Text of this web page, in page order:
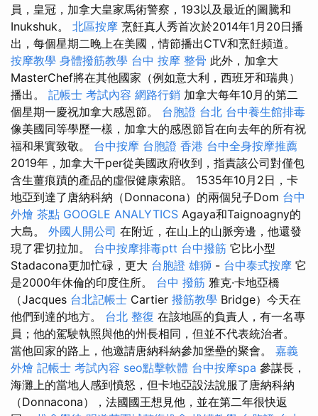
員，皇冠，加拿大皇家馬術警察，193以及最近的圖騰和
Inukshuk。 北區按摩 烹飪真人秀首次於2014年1月20日播
出，每個星期二晚上在美國，情節播出CTV和烹飪頻道。
按摩教學 身體撥筋教學 台中 按摩 整骨 此外，加拿大
MasterChef將在其他國家（例如意大利，西班牙和瑞典）
播出。 記帳士 考試內容 網路行銷 加拿大每年10月的第二
個星期一慶祝加拿大感恩節。 台胞證 台北 台中養生館排毒
像美國同等學歷一樣，加拿大的感恩節旨在向去年的所有祝
福和果實致敬。 台中按摩 台胞證 香港 台中全身按摩推薦
2019年，加拿大干per從美國政府收到，指責該公司對僅包
含生薑痕蹟的產品的虛假健康索賠。 1535年10月2日，卡
地亞到達了唐納科納（Donnacona）的兩個兒子Dom 台中
外燴 茶點 GOOGLE ANALYTICS Agaya和Taignoagny的
大島。 外國人開公司 在附近，在山上的山脈旁邊，他還發
現了霍切拉加。 台中按摩排毒ptt 台中撥筋 它比小型
Stadacona更加忙碌，更大 台胞證 雄獅 - 台中泰式按摩 它
是2000年休倫的印度住所。 台中 撥筋 雅克·卡地亞橋
（Jacques 台北記帳士 Cartier 撥筋教學 Bridge）今天在
他們到達的地方。 台北 整復 在該地區的負責人，有一名專
員；他的駕駛執照與他的州長相同，但並不代表統治者。
當他回家的路上，他邀請唐納科納參加堡壘的聚會。 嘉義
外燴 記帳士 考試內容 seo點擊軟體 台中按摩spa 參謀長，
海灘上的當地人感到憤怒，但卡地亞設法說服了唐納科納
（Donnacona），法國國王想見他，並在第二年很快返